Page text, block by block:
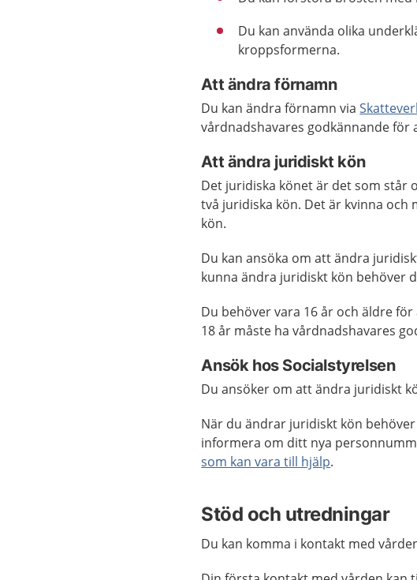
Du kan använda olika
kroppsformerna.
Att ändra förnamn
Du kan ändra förnamn via
vårdnadshavares godkännande för
Att ändra juridiskt kön
Det juridiska könet är det som står
två juridiska kön. Det är kvinna
kön.
Du kan ansöka om att ändra
kunna ändra juridiskt kön behöver
Du behöver vara 16 år och äldre
18 år måste ha vårdnadshavares
Ansök hos Socialstyrelsen
Du ansöker om att ändra juridiskt
När du ändrar juridiskt kön
informera om ditt nya
som kan vara till hjälp.
Stöd och utredningar
Du kan komma i kontakt med